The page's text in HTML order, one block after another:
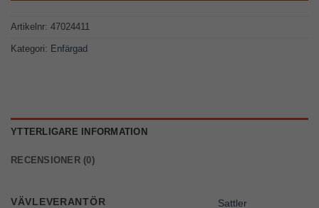
Artikelnr: 47024411
Kategori: Enfärgad
YTTERLIGARE INFORMATION
RECENSIONER (0)
VÄVLEVERANTÖR Sattler